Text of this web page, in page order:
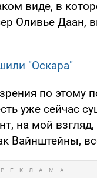
виде, в
Оливье Даан,
"Оскара"
по этому
уже сейчас
на мой
Вайнштейны,